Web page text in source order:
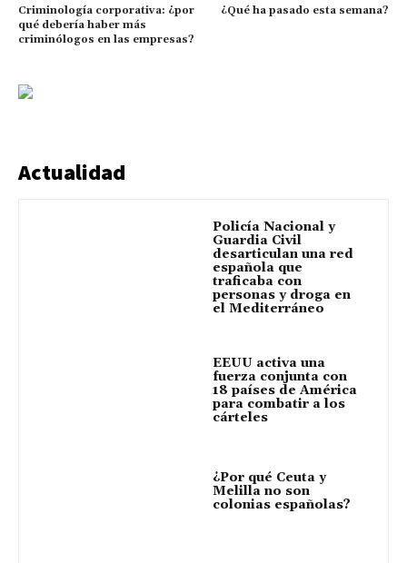
Criminología corporativa: ¿por
qué debería haber más
criminólogos en las empresas?
¿Qué ha pasado esta semana?
Actualidad
Policía Nacional y
Guardia Civil
desarticulan una red
española que
traficaba con
personas y droga en
el Mediterráneo
EEUU activa una
fuerza conjunta con
18 países de América
para combatir a los
cárteles
¿Por qué Ceuta y
Melilla no son
colonias españolas?